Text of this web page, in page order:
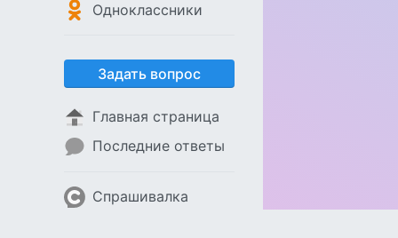
Одноклассники
Задать вопрос
Главная страница
Последние ответы
Спрашивалка